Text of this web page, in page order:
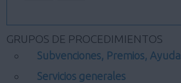
GRUPOS DE PROCEDIMIENTOS
Subvenciones, Premios,
Servicios generales